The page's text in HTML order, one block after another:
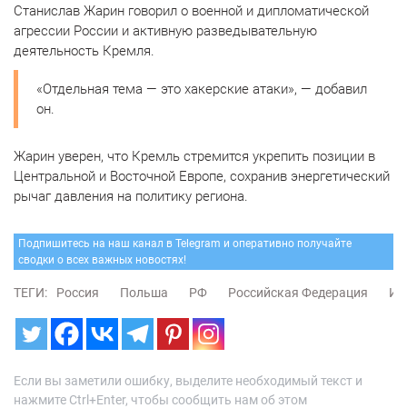
Станислав Жарин говорил о военной и дипломатической
агрессии России и активную разведывательную
деятельность Кремля.
«Отдельная тема — это хакерские атаки», — добавил
он.
Жарин уверен, что Кремль стремится укрепить позиции в
Центральной и Восточной Европе, сохранив энергетический
рычаг давления на политику региона.
Подпишитесь на наш канал в Telegram и оперативно получайте
сводки о всех важных новостях!
ТЕГИ: Россия Польша РФ Российская Федерация
Если вы заметили ошибку, выделите необходимый текст и
нажмите Ctrl+Enter, чтобы сообщить нам об этом